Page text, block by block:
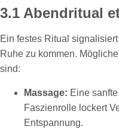
3.1 Abendritual
Ein festes Ritual
Ruhe zu kommen.
sind:
Massage: Eine
Faszienrolle lockert
Entspannung.